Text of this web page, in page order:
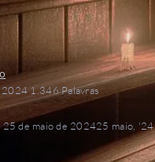
2024 1.346 Palavras
25 de maio de 202425 maio, '24